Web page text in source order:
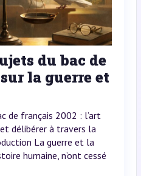
du bac de
la guerre et
de français 2002 : l’art
délibérer à travers la
La guerre et la
humaine, n’ont cessé